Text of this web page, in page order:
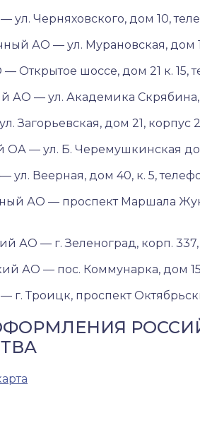
Черняховского, дом 10,
АО — ул. Мурановская, дом
Открытое шоссе, дом 21 к. 15,
АО — ул. Академика Скрябина,
дом 21, корпус
— ул. Б. Черемушкинская дом
Веерная, дом 40, к. 5,
АО — проспект Маршала
АО — г. Зеленоград, корп. 337,
АО — пос. Коммунарка, дом
Троицк, проспект